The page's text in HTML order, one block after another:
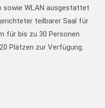
sowie WLAN ausgestattet
teilbarer Saal für
für bis zu 30 Personen
Plätzen zur Verfügung.